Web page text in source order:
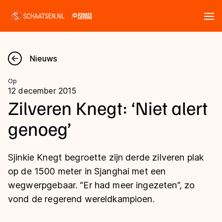
Nieuws
Kalender
Disciplines
Langebaan
Shorttrack
Inlineskaten
Uitslagen
Langebaan
Shorttrack
Tijden & historie
Nieuws
Op
12 december 2015
Zilveren Knegt: ‘Niet alert
genoeg’
Sjinkie Knegt begroette zijn derde zilveren plak
op de 1500 meter in Sjanghai met een
wegwerpgebaar. “Er had meer ingezeten”, zo
vond de regerend wereldkampioen.